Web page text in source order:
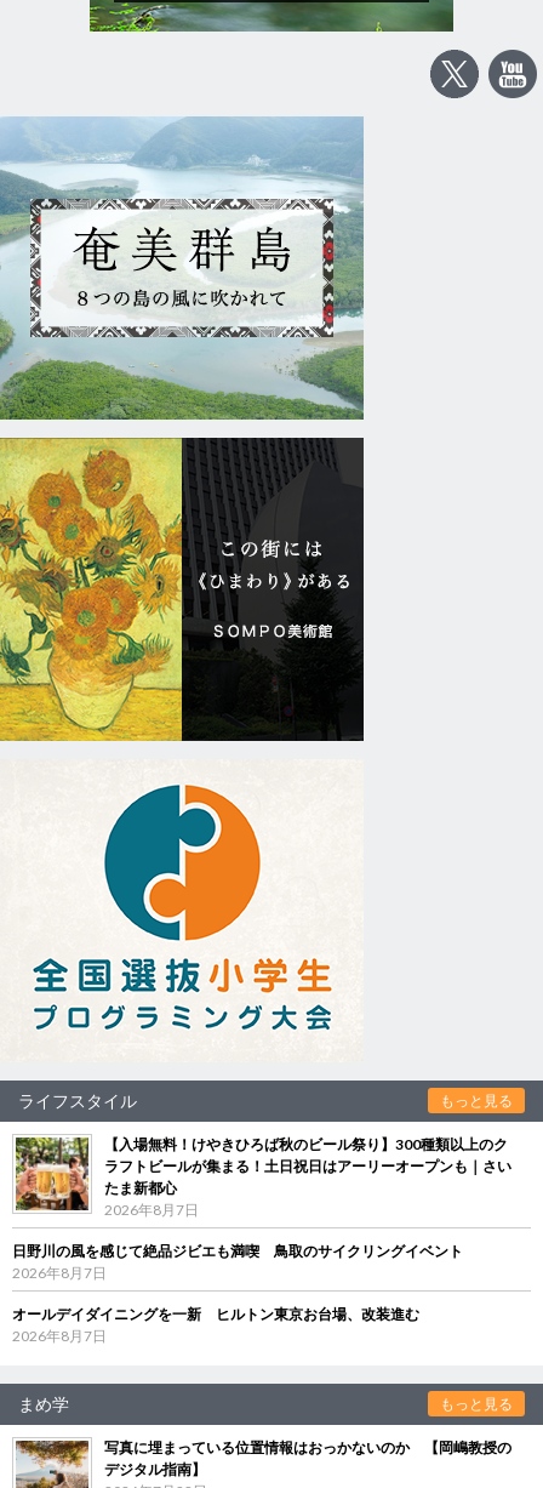
ライフスタイル もっと見る
【入場無料！けやきひろば秋のビール祭り】300種類以上のク
ラフトビールが集まる！土日祝日はアーリーオープンも｜さい
たま新都心
2026年8月7日
日野川の風を感じて絶品ジビエも満喫 鳥取のサイクリングイベント
2026年8月7日
オールデイダイニングを一新 ヒルトン東京お台場、改装進む
2026年8月7日
まめ学 もっと見る
写真に埋まっている位置情報はおっかないのか 【岡嶋教授の
デジタル指南】